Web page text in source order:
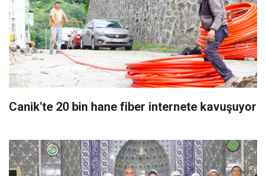
Canik'te 20 bin hane fiber internete kavuşuyor